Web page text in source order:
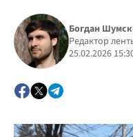
Богдан
Редактор
25.02.2026